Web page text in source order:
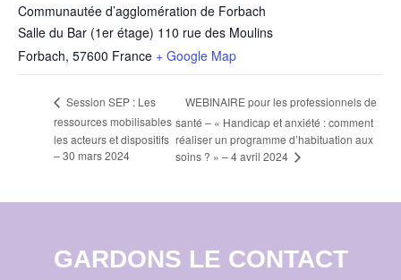
Communautée d’agglomération de Forbach
Salle du Bar (1er étage) 110 rue des Moulins
Forbach, 57600 France + Google Map
Session SEP : Les
ressources mobilisables
les acteurs et dispositifs
– 30 mars 2024
WEBINAIRE pour les professionnels de
santé – « Handicap et anxiété : comment
réaliser un programme d’habituation aux
soins ? » – 4 avril 2024
GARDONS LE CONTACT